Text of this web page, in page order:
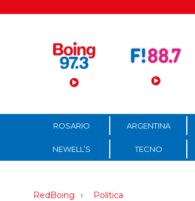
Menú Principal
ROSARIO ARGENTINA
NEWELL’S TECNO
RedBoing Política